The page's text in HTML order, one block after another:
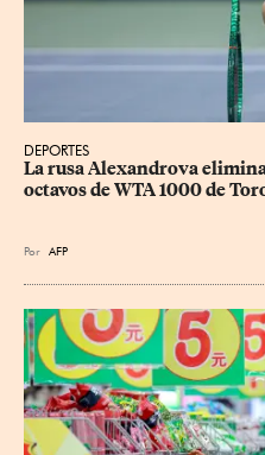
DEPORTES
La rusa Alexandrova
octavos de WTA 1000 de
Por AFP